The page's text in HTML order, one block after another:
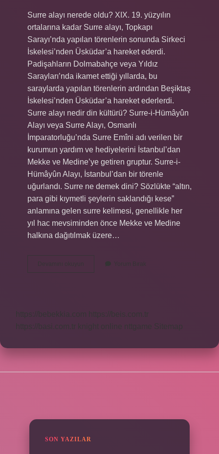
Surre alayı nerede oldu? XIX. 19. yüzyılın
ortalarına kadar Surre alayı, Topkapı
Sarayı’nda yapılan törenlerin sonunda Sirkeci
İskelesi’nden Üsküdar’a hareket ederdi.
Padişahların Dolmabahçe veya Yıldız
Sarayları’nda ikamet ettiği yıllarda, bu
saraylarda yapılan törenlerin ardından Beşiktaş
İskelesi’nden Üsküdar’a hareket ederlerdi.
Surre alayı nedir din kültürü? Surre-i-Hümâyûn
Alayı veya Surre Alayı, Osmanlı
İmparatorluğu’nda Surre Emîni adı verilen bir
kurumun yardım ve hediyelerini İstanbul’dan
Mekke ve Medine’ye getiren gruptur. Surre-i-
Hümâyûn Alayı, İstanbul’dan bir törenle
uğurlandı. Surre ne demek dini? Sözlükte “altın,
para gibi kıymetli şeylerin saklandığı kese”
anlamına gelen surre kelimesi, genellikle her
yıl hac mevsiminden önce Mekke ve Medine
halkına dağıtılmak üzere…
Devamını okuyun
Alayi
Yorum Bırak
https://bebekkia.com
https://beis.com.tr
https://basi.com.tr
knight online nttgame Sitemap
SON YAZILAR